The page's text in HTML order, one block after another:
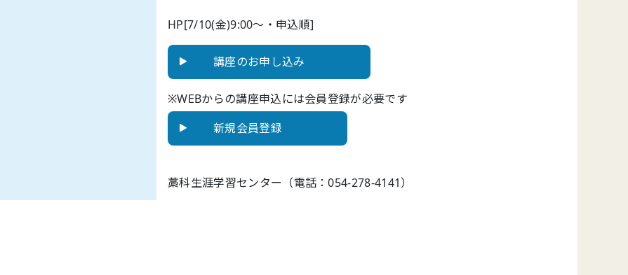
HP[7/10(金)9:00～・申込順]
講座のお申し込み
※WEBからの講座申込には会員登録が必要です
新規会員登録
藁科生涯学習センター（電話：054-278-4141）